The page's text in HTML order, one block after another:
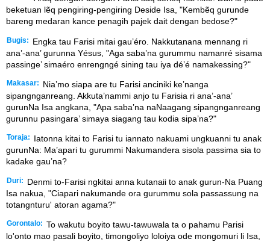
beketuan lẽq pengiring-pengiring Deside Isa, "Kembẽq gurunde
bareng medaran kance penagih pajek dait dengan bedose?"
Bugis:
Engka tau Farisi mitai gau’éro. Nakkutanana mennang ri
ana’-ana’ gurunna Yésus, "Aga saba’na gurummu namanré sisama
passinge’ simaéro enrengngé sining tau iya dé’é namakessing?"
Makasar:
Nia’mo siapa are tu Farisi anciniki ke’nanga
sipangnganreang. Akkuta’nammi anjo tu Farisia ri ana’-ana’
gurunNa Isa angkana, "Apa saba’na naNaagang sipangnganreang
gurunnu pasingara’ simaya siagang tau kodia sipa’na?"
Toraja:
Iatonna kitai to Farisi tu iannato nakuami ungkuanni tu anak
gurunNa: Ma’apari tu gurummi Nakumandera sisola passima sia to
kadake gau’na?
Duri:
Denmi to-Farisi ngkitai anna kutanaii to anak gurun-Na Puang
Isa nakua, "Ciapari nakumande ora gurummu sola passassung na
totangnturu' atoran agama?"
Gorontalo: To wakutu boyito tawu-tawuwala ta o pahamu Parisi
lo'onto mao pasali boyito, timongoliyo loloiya ode mongomuri li Isa,